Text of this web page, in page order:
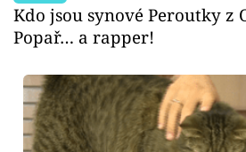
Kdo jsou synové Peroutky z
Popař… a rapper!